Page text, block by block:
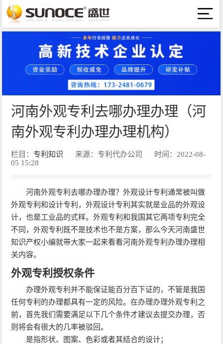
河南外观专利去哪办理办理（河
南外观专利办理办理机构）
栏目：专利知识 来源：专利代办公司
时间：2022-08-
05 15:28
河南外观专利去哪办理办理？外观设计专利通常被叫做
外观专利和设计专利，外观设计专利其实就是业品的外观设
计，也是工业品的式样。外观专利和我国其它两项专利完全
不同，外观专利既不是技术也不是方案，那么今天河南盛世
知识产权小编就带大家一起来看看河南外观专利办理办理相
关内容。
外观专利授权条件
办理外观专利并不能保证能百分百下证的，不管是我国
任何专利的办理都具有一定的风险。在办理办理外观专利之
前，首先我们需要满足以下几个条件才建议去提交办理，否
则将会有很大的几率被驳回。
是指形状、图案、色彩或者其结合的设计；